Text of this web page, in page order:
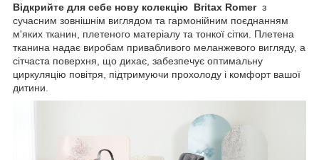
Відкрийте для себе нову колекцію Britax Romerз
сучасним зовнішнім виглядом та гармонійним поєднанням
м'яких тканин, плетеного матеріалу та тонкої сітки. Плетена
тканина надає виробам привабливого меланжевого вигляду, а
сітчаста поверхня, що дихає, забезпечує оптимальну
циркуляцію повітря, підтримуючи прохолоду і комфорт вашої
дитини.